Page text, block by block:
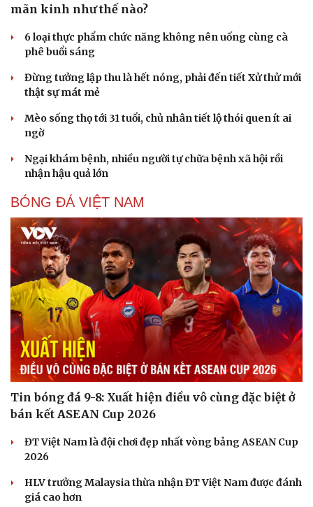
Sức khỏe
Dinh dưỡng - món ngon
Cây thuốc
Sản phụ khoa
Nhi khoa
Nam khoa
Làm đẹp - giảm cân
Phòng mạch online
Ăn sạch sống khỏe
Đời sống
Nhà đẹp
Blog
Tình yêu - Gia đình
mãn kinh như thế nào?
6 loại thực phẩm chức năng không nên uống cùng cà
phê buổi sáng
Đừng tưởng lập thu là hết nóng, phải đến tiết Xử thử mới
thật sự mát mẻ
Mèo sống thọ tới 31 tuổi, chủ nhân tiết lộ thói quen ít ai
ngờ
Ngại khám bệnh, nhiều người tự chữa bệnh xã hội rồi
nhận hậu quả lớn
BÓNG ĐÁ VIỆT NAM
Tin bóng đá 9-8: Xuất hiện điều vô cùng đặc biệt ở
bán kết ASEAN Cup 2026
ĐT Việt Nam là đội chơi đẹp nhất vòng bảng ASEAN Cup
2026
HLV trưởng Malaysia thừa nhận ĐT Việt Nam được đánh
giá cao hơn